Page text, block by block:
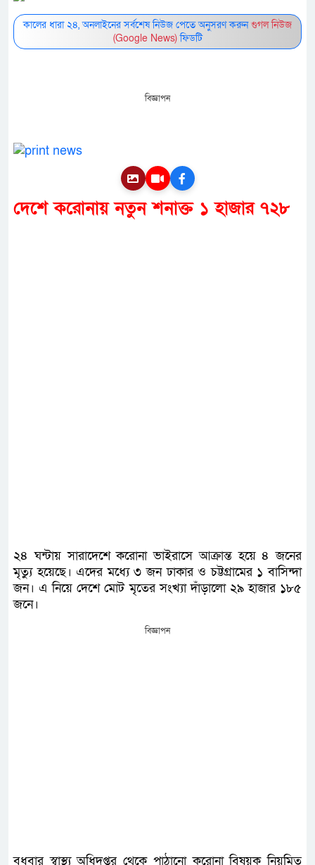
কালের ধারা ২৪, অনলাইনের সর্বশেষ নিউজ পেতে অনুসরণ করুনগুগল নিউজ
(Google News)ফিডটি
বিজ্ঞাপন
দেশে করোনায় নতুন শনাক্ত ১ হাজার ৭২৮
২৪ ঘন্টায় সারাদেশে করোনা ভাইরাসে আক্রান্ত হয়ে ৪ জনের
মৃত্যু হয়েছে। এদের মধ্যে ৩ জন ঢাকার ও চট্টগ্রামের ১ বাসিন্দা
জন। এ নিয়ে দেশে মোট মৃতের সংখ্যা দাঁড়ালো ২৯ হাজার ১৮৫
জনে।
বিজ্ঞাপন
বুধবার স্বাস্থ্য অধিদপ্তর থেকে পাঠানো করোনা বিষয়ক নিয়মিত